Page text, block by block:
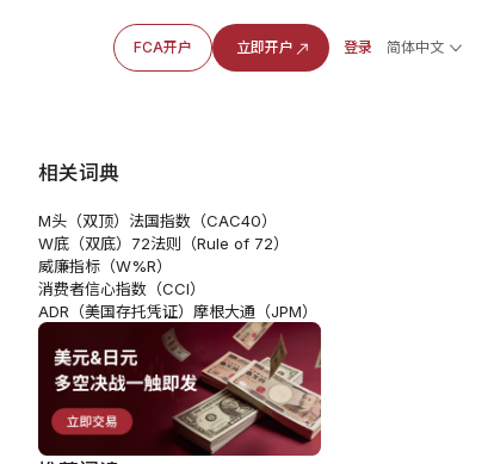
FCA开户 立即开户 登录 简体中文
相关词典
M头（双顶） 法国指数（CAC40）
W底（双底） 72法则（Rule of 72）
威廉指标（W%R）
消费者信心指数（CCI）
ADR（美国存托凭证） 摩根大通（JPM）